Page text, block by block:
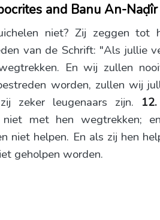
and Banu An-Naḍîr
niet? Zij zeggen tot
van de Schrift: "Als jullie
En wij zullen
worden, zullen wij
zeker leugenaars zijn. 12.
met hen wegtrekken;
niet helpen. En als zij hen
geholpen worden.